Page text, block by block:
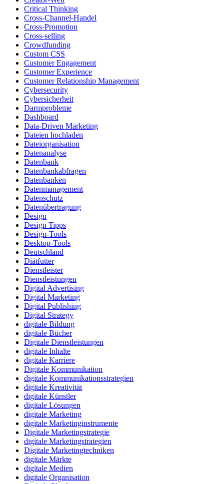
Critical Thinking
Cross-Channel-Handel
Cross-Promotion
Cross-selling
Crowdfunding
Custom CSS
Customer Engagement
Customer Experience
Customer Relationship Management
Cybersecurity
Cybersicherheit
Darmprobleme
Dashboard
Data-Driven Marketing
Dateien hochladen
Dateiorganisation
Datenanalyse
Datenbank
Datenbankabfragen
Datenbanken
Datenmanagement
Datenschutz
Datenübertragung
Design
Design Tipps
Design-Tools
Desktop-Tools
Deutschland
Diätfutter
Dienstleister
Dienstleistungen
Digital Advertising
Digital Marketing
Digital Publishing
Digital Strategy
digitale Bildung
digitale Bücher
Digitale Dienstleistungen
digitale Inhalte
digitale Karriere
Digitale Kommunikation
digitale Kommunikationsstrategien
digitale Kreativität
digitale Künstler
digitale Lösungen
digitale Marketing
digitale Marketinginstrumente
Digitale Marketingstrategie
digitale Marketingstrategien
Digitale Marketingtechniken
digitale Märkte
digitale Medien
digitale Organisation